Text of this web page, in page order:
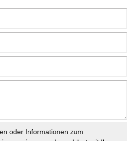
oder Informationen zum